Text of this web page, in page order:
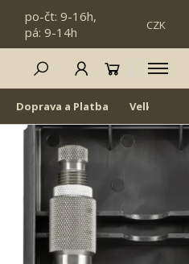
po-čt: 9-16h,
pá: 9-14h
CZK
Doprava a Platba
Sady matric